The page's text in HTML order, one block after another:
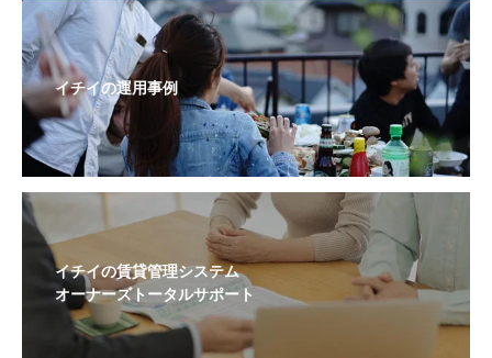
イチイの運用事例
イチイの賃貸管理システム
オーナーズトータルサポート